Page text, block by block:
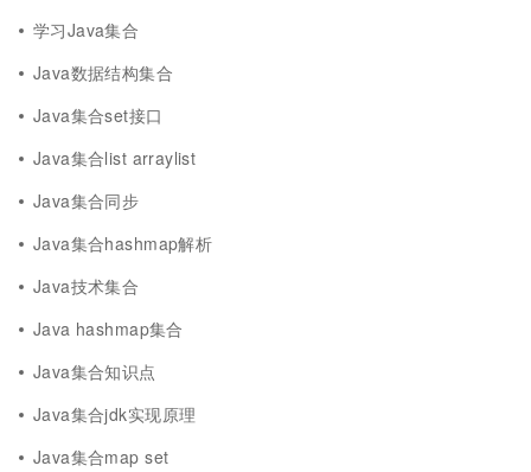
学习Java集合
Java数据结构集合
Java集合set接口
Java集合list arraylist
Java集合同步
Java集合hashmap解析
Java技术集合
Java hashmap集合
Java集合知识点
Java集合jdk实现原理
Java集合map set